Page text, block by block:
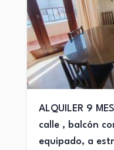
ALQUILER 9
calle , balcón
equipado, a